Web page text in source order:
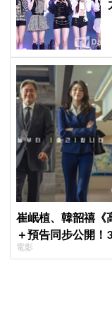
崔岷植、韓韶禧《
＋預告同步公開！
美女CEO
電影